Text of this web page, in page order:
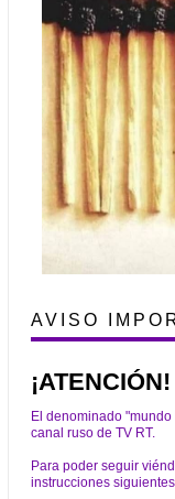
AVISO
¡ATENCIÓN!
El denominado
canal ruso de TV RT.
Para poder seguir
instrucciones